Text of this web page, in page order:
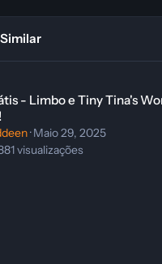
- Limbo e Tiny Tina's
·Maio 29, 2025
visualizações